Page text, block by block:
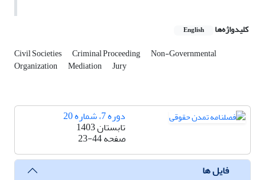
کلیدواژه‌ها English
Civil Societies Criminal Proceeding Non-Governmental
Organization Mediation Jury
دوره 7، شماره 20
تابستان 1403
صفحه23-44
فایل ها